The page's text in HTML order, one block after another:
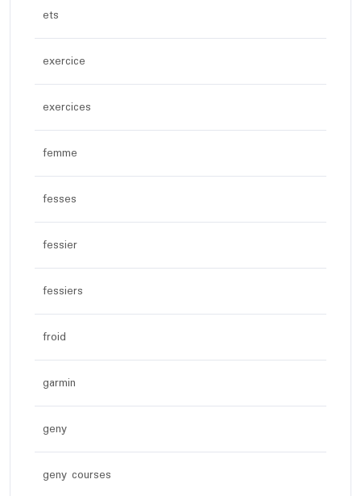
ets
exercice
exercices
femme
fesses
fessier
fessiers
froid
garmin
geny
geny courses